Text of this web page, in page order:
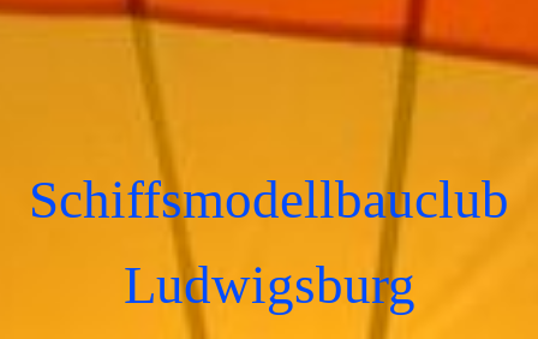
Schiffsmodellbauclub
Ludwigsburg